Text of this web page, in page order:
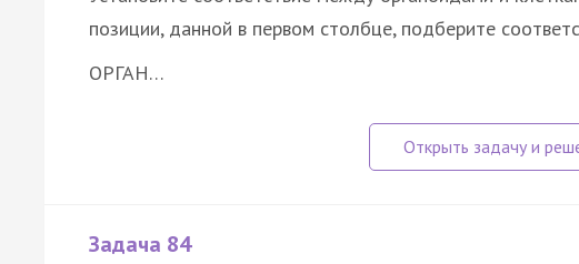
позиции, данной в первом столбце, подберите
ОРГАН…
Задача 84